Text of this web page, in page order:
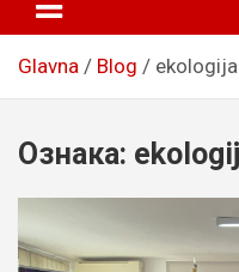
Glavna Blog ekologija
Ознака: